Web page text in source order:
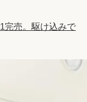
完売。駆け込みで